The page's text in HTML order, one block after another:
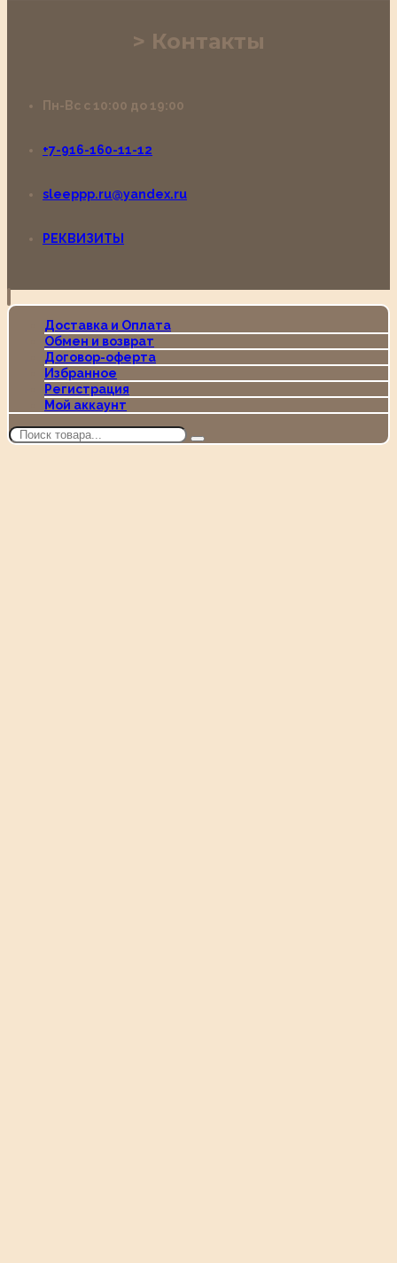
Контакты
Пн-Вс с 10:00 до 19:00
+7-916-160-11-12
sleeppp.ru@yandex.ru
РЕКВИЗИТЫ
Доставка и Оплата
Обмен и возврат
Договор-оферта
Избранное
Регистрация
Мой аккаунт